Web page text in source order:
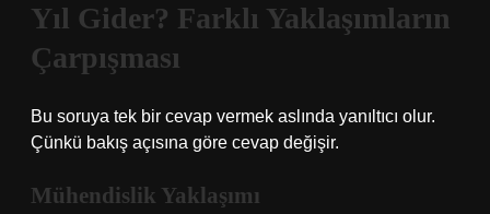
Yıl Gider? Farklı Yaklaşımların
Çarpışması
Bu soruya tek bir cevap vermek aslında yanıltıcı olur.
Çünkü bakış açısına göre cevap değişir.
Mühendislik Yaklaşımı